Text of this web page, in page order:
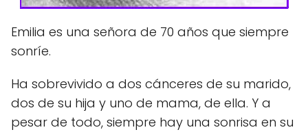
Emilia es una señora de 70 años que siempre
sonríe.
Ha sobrevivido a dos cánceres de su marido,
dos de su hija y uno de mama, de ella. Y a
pesar de todo, siempre hay una sonrisa en su